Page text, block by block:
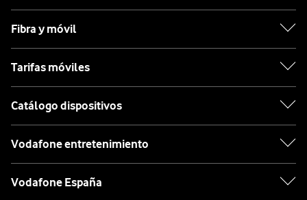
Fibra y móvil
Tarifas móviles
Catálogo dispositivos
Vodafone entretenimiento
Vodafone España